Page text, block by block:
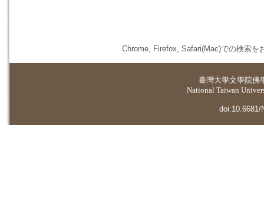
Chrome, Firefox, Safari(Mac)での検索を
臺灣大學文學院佛
National Taiwan
doi:10.6681/